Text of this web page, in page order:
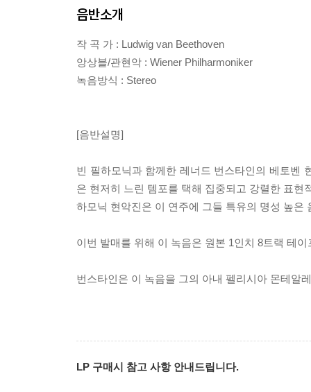
음반소개
작 곡 가 : Ludwig van Beethoven
앙상블/관현악 : Wiener Philharmoniker
녹음방식 : Stereo
[음반설명]
빈 필하모닉과 함께한 레너드 번스타인의 베토벤
은 현저히 느린 템포를 택해 집중되고 강렬한 표
하모닉 현악진은 이 연주에 그들 특유의 명성 높
이번 발매를 위해 이 녹음은 원본 1인치 8트랙 테
번스타인은 이 녹음을 그의 아내 펠리시아 몬테알
LP 구매시 참고 사항 안내드립니다.